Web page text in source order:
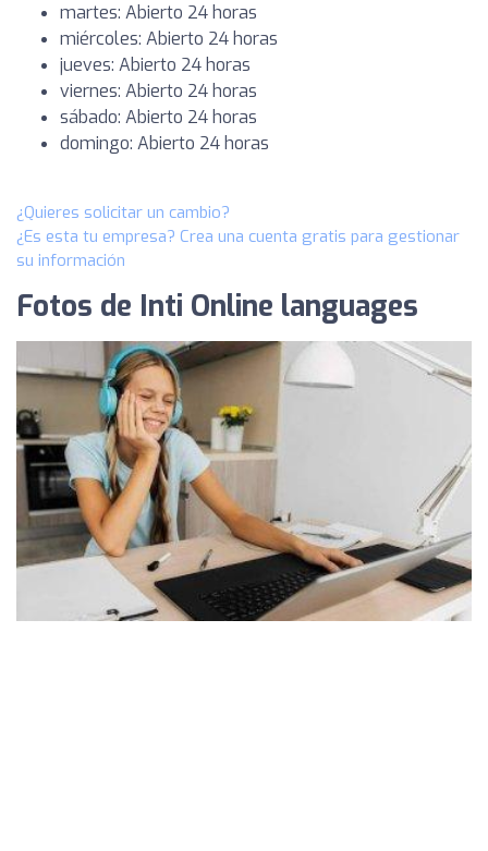
martes: Abierto 24 horas
miércoles: Abierto 24 horas
jueves: Abierto 24 horas
viernes: Abierto 24 horas
sábado: Abierto 24 horas
domingo: Abierto 24 horas
¿Quieres solicitar un cambio?
¿Es esta tu empresa? Crea una cuenta gratis para gestionar
su información
Fotos de Inti Online languages